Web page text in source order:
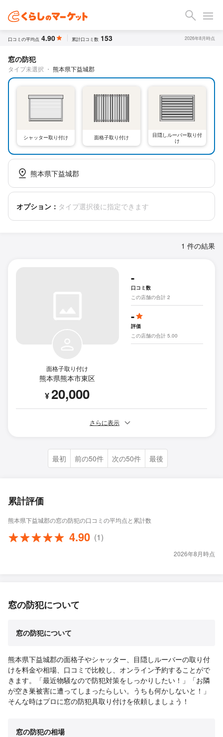
口コミの平均点 4.90 累計口コミ数 153 2026年8月時点
窓の防犯
タイプ未選択 ・ 熊本県下益城郡
シャッター取り付け 面格子取り付け
目隠しルーバー取り付
け
熊本県下益城郡
オプション： タイプ選択後に指定できます
1 件の結果
面格子取り付け
熊本県熊本市東区
¥20,000
-
口コミ数
この店舗の合計 2
-
評価
この店舗の合計 5.00
さらに表示
最初 前の50件 次の50件 最後
累計評価
熊本県下益城郡の窓の防犯の口コミの平均点と累計数
4.90 (1)
2026年8月時点
窓の防犯について
窓の防犯について
熊本県下益城郡の面格子やシャッター、目隠しルーバーの取り付
けを料金や相場、口コミで比較し、オンライン予約することがで
きます。「最近物騒なので防犯対策をしっかりしたい！」「お隣
が空き巣被害に遭ってしまったらしい。うちも何かしないと！」
そんな時はプロに窓の防犯具取り付けを依頼しましょう！
窓の防犯の相場